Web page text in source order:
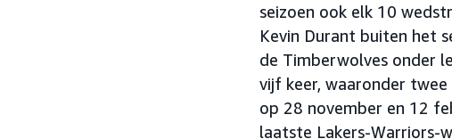
seizoen ook elk 10
Kevin Durant buiten het
de Timberwolves onder
vijf keer, waaronder twee
op 28 november en 12
laatste Lakers-Warriors-